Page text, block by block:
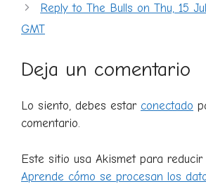
Reply to The Bulls on Thu, 15
GMT
Deja un comentario
Lo siento, debes estar conectado
comentario.
Este sitio usa Akismet para reducir
Aprende cómo se procesan los